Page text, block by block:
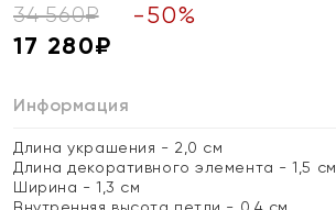
34 560₽ -50%
17 280₽
Информация
Длина украшения - 2,0 см
Длина декоративного элемента - 1,5 см
Ширина - 1,3 см